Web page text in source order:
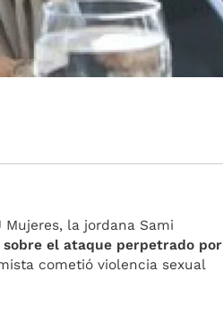
la jordana Sami
el ataque perpetrado por
cometió violencia sexual